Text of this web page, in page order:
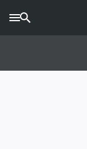
AGROTIMES